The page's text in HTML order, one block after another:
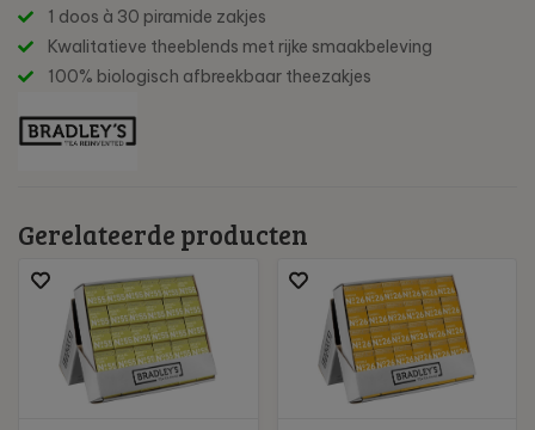
1 doos à 30 piramide zakjes
Kwalitatieve theeblends met rijke smaakbeleving
100% biologisch afbreekbaar theezakjes
Gerelateerde producten